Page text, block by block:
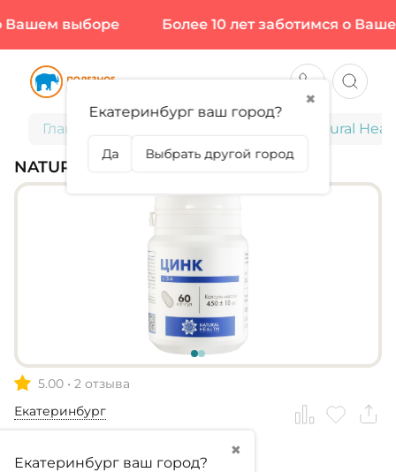
выборе Более 10 лет заботимся о Вашем
Главная Natural
NATURAL HEALTH, ЦИНК
5.00 • 2 отзыва
Екатеринбург
✖
Екатеринбург ваш город?
1 030,99₽
✖
Екатеринбург ваш город?
Да Выбрать другой город